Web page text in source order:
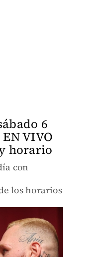
6
VIVO
horario
con
los horarios